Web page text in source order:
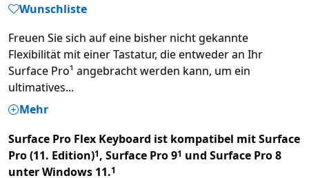
Wunschliste
Freuen Sie sich auf eine bisher nicht gekannte
Flexibilität mit einer Tastatur, die entweder an Ihr
Surface Pro¹ angebracht werden kann, um ein
ultimatives...
Mehr
Surface Pro Flex Keyboard ist kompatibel mit Surface
Pro (11. Edition)
Footnote
1, Surface Pro 9
Footnote
1 und Surface Pro 8
unter Windows 11.
Footnote
1